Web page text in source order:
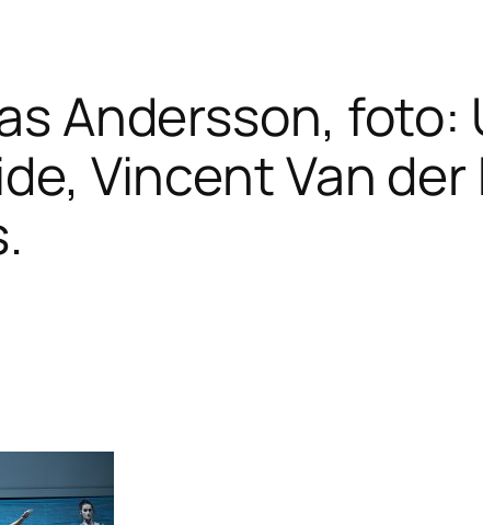
Andersson,
Vincent Van